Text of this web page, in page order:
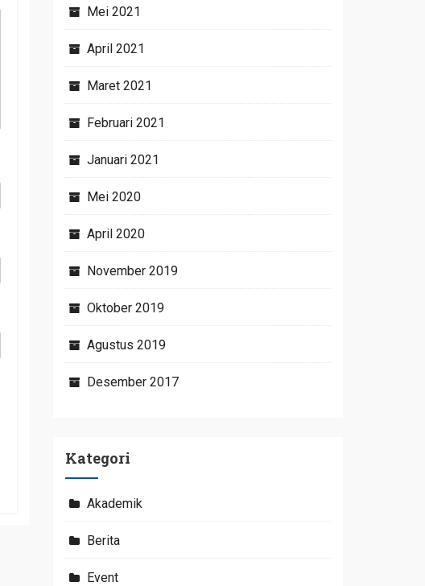
Mei 2021
April 2021
Maret 2021
Februari 2021
Januari 2021
Mei 2020
April 2020
November 2019
Oktober 2019
Agustus 2019
Desember 2017
Kategori
Akademik
Berita
Event